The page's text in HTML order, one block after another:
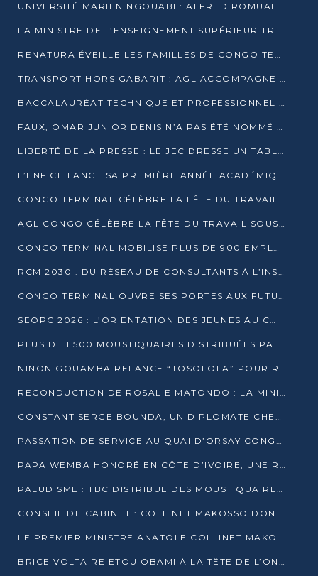
UNIVERSITÉ MARIEN NGOUABI : ALFRED ROMUALD NGUYA POATY SOUTIENT UNE THÈSE SUR LE PARADOXE DE LA CROISSANCE EN ZONE CEMAC
LA MINISTRE DE L’ENSEIGNEMENT SUPÉRIEUR TRACE SA FEUILLE DE ROUTE
RENATURA ÉVEILLE LES FAMILLES DE CONGO TERMINAL À LA PROTECTION DE L’ENVIRONNEMENT
TRANSPORT HORS GABARIT : AGL ACCOMPAGNE LE DÉVELOPPEMENT DU SECTEUR BRASSICOLE AU CONGO
BACCALAURÉAT TECHNIQUE ET PROFESSIONNEL : 16 352 CANDIDATS LANCÉS DANS LES ÉPREUVES D’EPS
FAUX, OMAR JUNIOR DENIS N’A PAS ÉTÉ NOMMÉ AIDE DE CAMP ADJOINT DE DENIS SASSOU NGUESSO
LIBERTÉ DE LA PRESSE : LE JEC DRESSE UN TABLEAU PRÉOCCUPANT AU CONGO
L’ENFICE LANCE SA PREMIÈRE ANNÉE ACADÉMIQUE AVEC 100 FUTURS ENSEIGNANTS
CONGO TERMINAL CÉLÈBRE LA FÊTE DU TRAVAIL AVEC SES COLLABORATEURS À POINTE-NOIRE
AGL CONGO CÉLÈBRE LA FÊTE DU TRAVAIL SOUS LE SIGNE DE LA COHÉSION
CONGO TERMINAL MOBILISE PLUS DE 900 EMPLOYÉS AUTOUR DE LA SÉCURITÉ AU TRAVAIL
RCM 2030 : DU RÉSEAU DE CONSULTANTS À L’INSTRUMENT DE PUISSANCE EN AFRIQUE FRANCOPHONE
CONGO TERMINAL OUVRE SES PORTES AUX FUTURS INGÉNIEURS AU FORUM DES MÉTIERS D’UCAC-ICAM
SEOPC 2026 : L’ORIENTATION DES JEUNES AU CŒUR DE LA DEUXIÈME ÉDITION
PLUS DE 1 500 MOUSTIQUAIRES DISTRIBUÉES PAR AGL ET CONGO TERMINAL DANS LA LUTTE CONTRE LE PALUDISME
NINON GOUAMBA RELANCE “TOSOLOLA” POUR RENFORCER LE DIALOGUE AVEC LES CITOYENS
RECONDUCTION DE ROSALIE MATONDO : LA MINISTRE PROMET D’ACCÉLÉRER LE TRAITEMENT DES DOSSIERS ET DE RELEVER DE NOUVEAUX DÉFIS
CONSTANT SERGE BOUNDA, UN DIPLOMATE CHEVRONNÉ AUX COMMANDES DES AFFAIRES ÉTRANGÈRES
PASSATION DE SERVICE AU QUAI D’ORSAY CONGOLAIS : GAKOSSO PASSE LE FLAMBEAU À BOUNDA
PAPA WEMBA HONORÉ EN CÔTE D’IVOIRE, UNE RUE PORTE DÉSORMAIS SON NOM
PALUDISME : TBC DISTRIBUE DES MOUSTIQUAIRES DANS DEUX CSI DE BRAZZAVILLE
CONSEIL DE CABINET : COLLINET MAKOSSO DONNE SES DERNIÈRES ORIENTATIONS
LE PREMIER MINISTRE ANATOLE COLLINET MAKOSSO DÉMISSIONNE AVEC SON GOUVERNEMENT
BRICE VOLTAIRE ETOU OBAMI À LA TÊTE DE L’ONEC-C POUR TROIS ANS